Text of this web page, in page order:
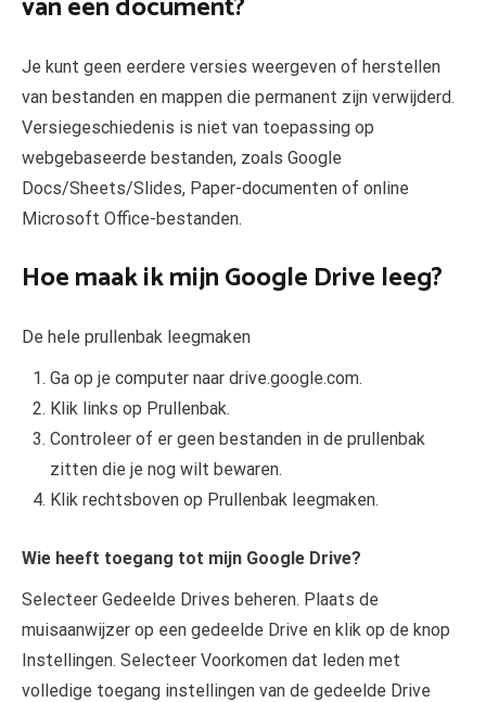
Je kunt geen eerdere versies weergeven of herstellen
van bestanden en mappen die permanent zijn verwijderd.
Versiegeschiedenis is niet van toepassing op
webgebaseerde bestanden, zoals Google
Docs/Sheets/Slides, Paper-documenten of online
Microsoft Office-bestanden.
Hoe maak ik mijn Google Drive leeg?
De hele prullenbak leegmaken
Ga op je computer naar drive.google.com.
Klik links op Prullenbak.
Controleer of er geen bestanden in de prullenbak
zitten die je nog wilt bewaren.
Klik rechtsboven op Prullenbak leegmaken.
Wie heeft toegang tot mijn Google Drive?
Selecteer Gedeelde Drives beheren. Plaats de
muisaanwijzer op een gedeelde Drive en klik op de knop
Instellingen. Selecteer Voorkomen dat leden met
volledige toegang instellingen van de gedeelde Drive